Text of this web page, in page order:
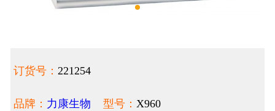
订货号： 221254
品牌： 力康生物 型号： X960